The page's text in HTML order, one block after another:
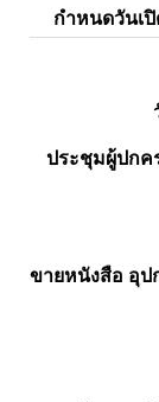
กำหนดวันเ
ประชุมผู้ปกค
ขายหนังสือ อุป